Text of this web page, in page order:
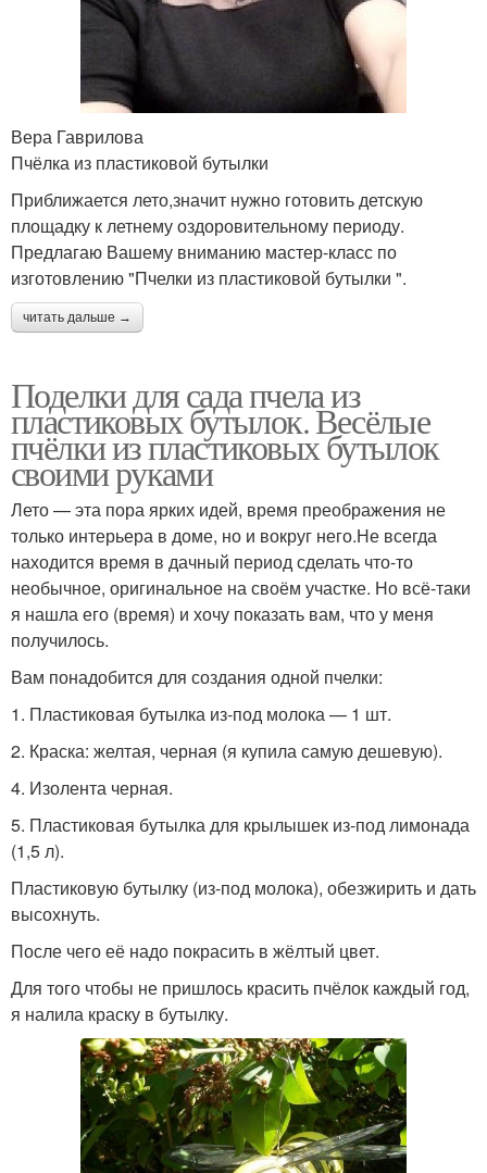
Вера Гаврилова
Пчёлка из пластиковой бутылки
Приближается лето,значит нужно готовить детскую
площадку к летнему оздоровительному периоду.
Предлагаю Вашему вниманию мастер-класс по
изготовлению "Пчелки из пластиковой бутылки ".
читать дальше →
Поделки для сада пчела из
пластиковых бутылок. Весёлые
пчёлки из пластиковых бутылок
своими руками
Лето — эта пора ярких идей, время преображения не
только интерьера в доме, но и вокруг него.Не всегда
находится время в дачный период сделать что-то
необычное, оригинальное на своём участке. Но всё-таки
я нашла его (время) и хочу показать вам, что у меня
получилось.
Вам понадобится для создания одной пчелки:
1. Пластиковая бутылка из-под молока — 1 шт.
2. Краска: желтая, черная (я купила самую дешевую).
4. Изолента черная.
5. Пластиковая бутылка для крылышек из-под лимонада
(1,5 л).
Пластиковую бутылку (из-под молока), обезжирить и дать
высохнуть.
После чего её надо покрасить в жёлтый цвет.
Для того чтобы не пришлось красить пчёлок каждый год,
я налила краску в бутылку.